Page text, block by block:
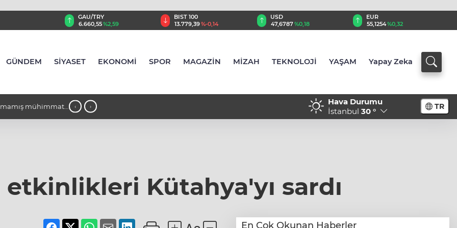
BIST 100
13.779,39%-0,14
USD
47,6787%0,18
EUR
55,1254%0,32
64,3468%0,38
GÜNDEM SİYASET EKONOMİ SPOR MAGAZİN MİZAH TEKNOLOJİ YAŞAM Yapay Zeka
MotoGP'nin Büyük Britanya'daki sprint 18:28 - ABD askerlerinin aileleri, Hürmüz'de görevli USS Abraham
‹ ›
Hava Durumu
İstanbul 30 ° TR
etkinlikleri Kütahya'yı sardı
En Çok Okunan Haberler